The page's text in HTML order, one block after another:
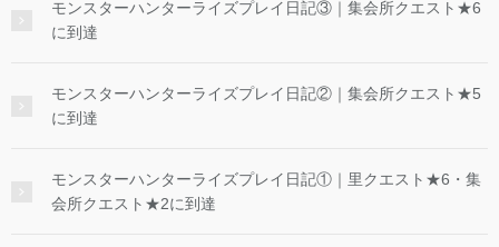
モンスターハンターライズプレイ日記③｜集会所クエスト★6
に到達
モンスターハンターライズプレイ日記②｜集会所クエスト★5
に到達
モンスターハンターライズプレイ日記①｜里クエスト★6・集
会所クエスト★2に到達